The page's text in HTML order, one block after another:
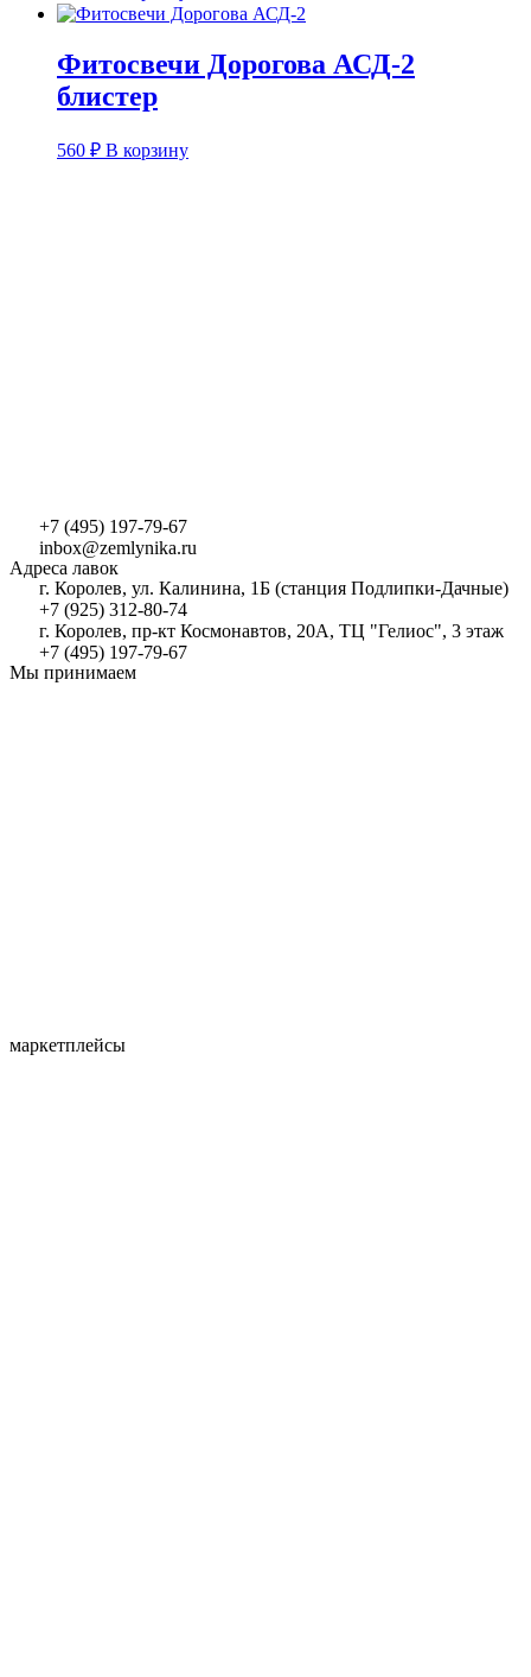
Фитосвечи Дорогова АСД-2
блистер
560 ₽ В корзину
+7 (495) 197-79-67
inbox@zemlynika.ru
Адреса лавок
г. Королев, ул. Калинина, 1Б (станция Подлипки-Дачные)
+7 (925) 312-80-74
г. Королев, пр-кт Космонавтов, 20А, ТЦ "Гелиос", 3 этаж
+7 (495) 197-79-67
Мы принимаем
маркетплейсы